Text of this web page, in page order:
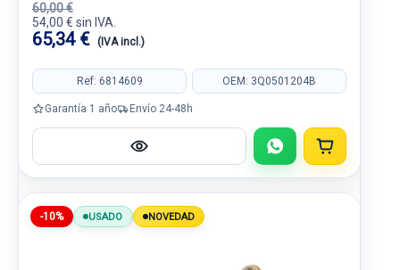
60,00 €
54,00 € sin IVA.
65,34 € (IVA incl.)
Ref: 6814609 OEM: 3Q0501204B
Garantía 1 año Envío 24-48h
-10% USADO NOVEDAD